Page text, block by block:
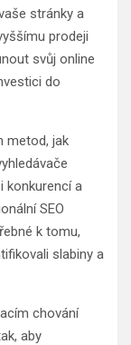
stránky a
prodeji
svůj online
do
metod, jak
konkurencí a
SEO
k tomu,
slabiny a
chování
aby